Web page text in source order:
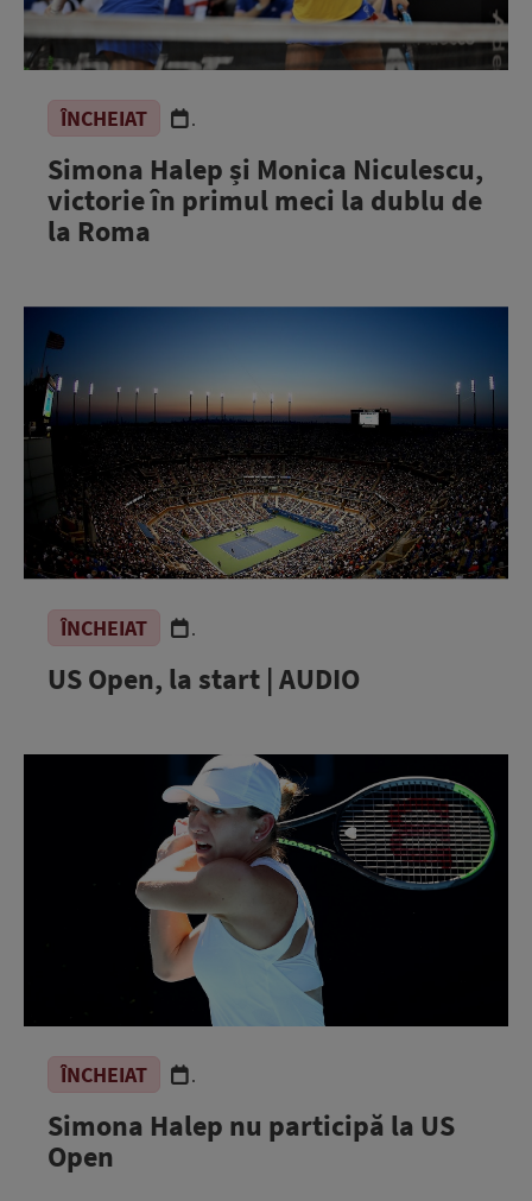
ÎNCHEIAT .
Simona Halep și Monica Niculescu,
victorie în primul meci la dublu de
la Roma
ÎNCHEIAT .
US Open, la start | AUDIO
ÎNCHEIAT .
Simona Halep nu participă la US
Open